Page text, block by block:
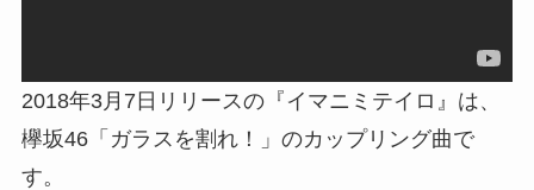
2018年3月7日リリースの『イマニミテイロ』は、
欅坂46「ガラスを割れ！」のカップリング曲で
す。